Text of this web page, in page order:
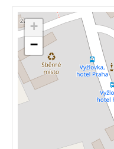
+
−